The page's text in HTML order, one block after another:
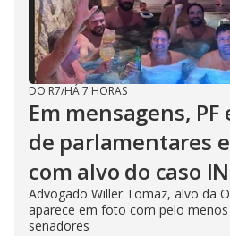
DO R7/HÁ 7 HORAS
Em mensagens,
de parlamentares
com alvo do caso
Advogado Willer Tomaz, alvo da
aparece em foto com pelo
senadores